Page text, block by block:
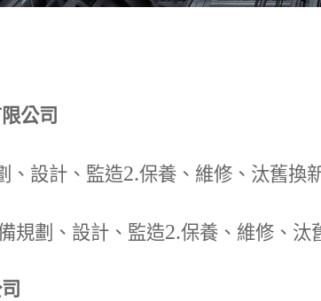
公司
、設計、監造2.保養、維修、汰舊換
規劃、設計、監造2.保養、維修、汰